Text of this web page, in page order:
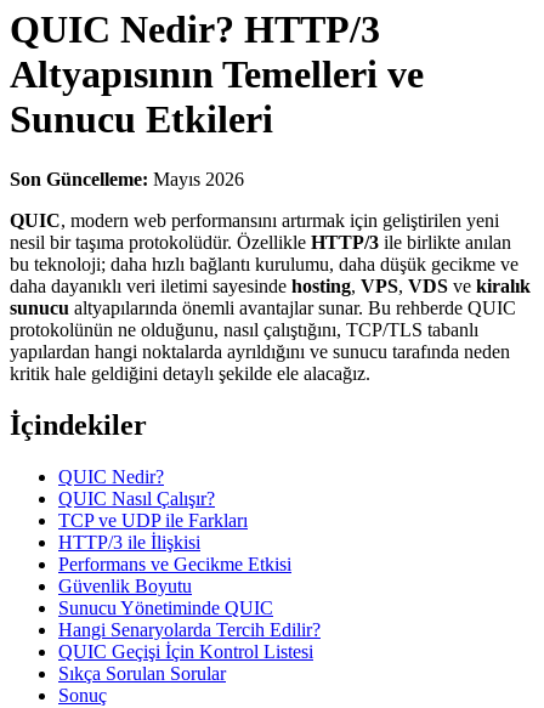
QUIC Nedir? HTTP/3
Altyapısının Temelleri ve
Sunucu Etkileri
Son Güncelleme: Mayıs 2026
QUIC, modern web performansını artırmak için geliştirilen yeni
nesil bir taşıma protokolüdür. Özellikle HTTP/3 ile birlikte anılan
bu teknoloji; daha hızlı bağlantı kurulumu, daha düşük gecikme ve
daha dayanıklı veri iletimi sayesinde hosting, VPS, VDS ve kiralık
sunucu altyapılarında önemli avantajlar sunar. Bu rehberde QUIC
protokolünün ne olduğunu, nasıl çalıştığını, TCP/TLS tabanlı
yapılardan hangi noktalarda ayrıldığını ve sunucu tarafında neden
kritik hale geldiğini detaylı şekilde ele alacağız.
İçindekiler
QUIC Nedir?
QUIC Nasıl Çalışır?
TCP ve UDP ile Farkları
HTTP/3 ile İlişkisi
Performans ve Gecikme Etkisi
Güvenlik Boyutu
Sunucu Yönetiminde QUIC
Hangi Senaryolarda Tercih Edilir?
QUIC Geçişi İçin Kontrol Listesi
Sıkça Sorulan Sorular
Sonuç